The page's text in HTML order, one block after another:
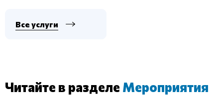
Все услуги
Читайте в разделе Мероприятия